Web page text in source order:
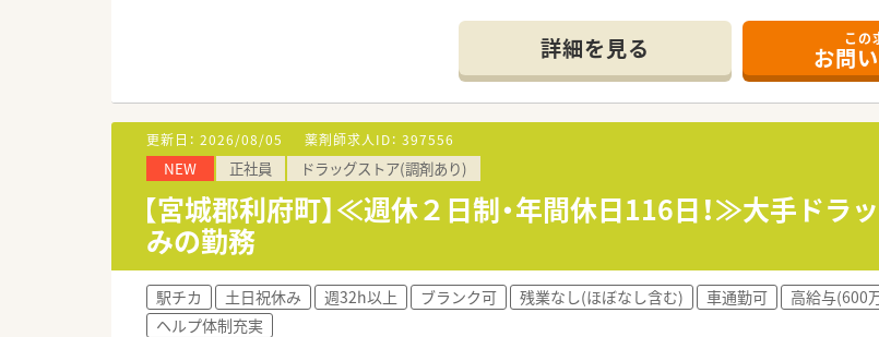
詳細を見る この
お問
更新日： 2026/08/05 薬剤師求人ID： 397556
NEW 正社員 ドラッグストア(調剤あり)
【宮城郡利府町】≪週休２日制・年間休日116日！≫大手ド
みの勤務
駅チカ 土日祝休み 週32h以上 ブランク可 残業なし(ほぼなし含む) 車通勤可 高給与(600
ヘルプ体制充実